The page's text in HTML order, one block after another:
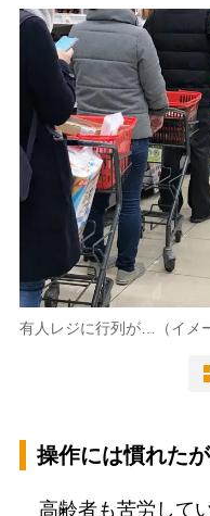
有人レジに行列が…（イメ
操作には慣れた
高齢者も苦労して